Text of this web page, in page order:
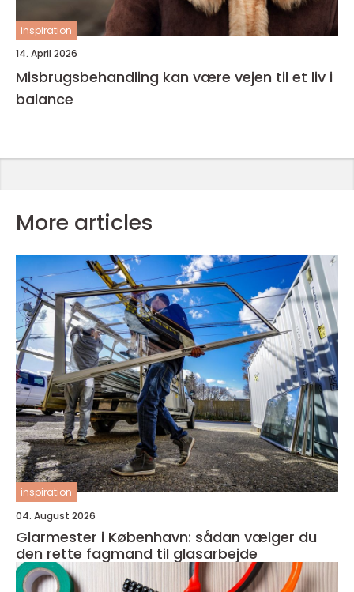
inspiration
14. April 2026
Misbrugsbehandling kan være vejen til et liv i
balance
More articles
inspiration
04. August 2026
Glarmester i København: sådan vælger du
den rette fagmand til glasarbejde